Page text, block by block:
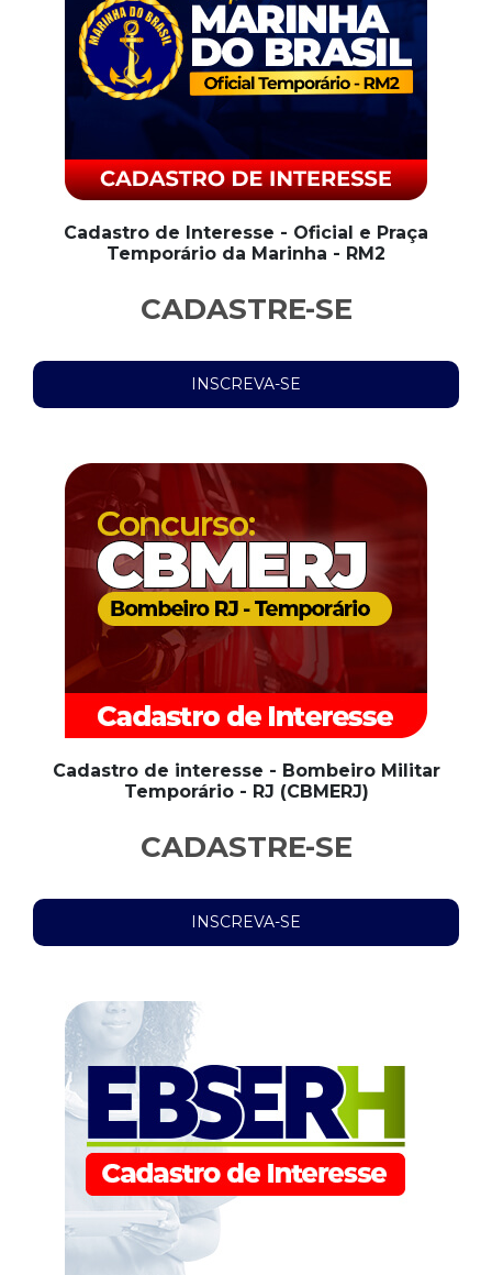
Cadastro de Interesse - Oficial e Praça
Temporário da Marinha - RM2
CADASTRE-SE
INSCREVA-SE
Cadastro de interesse - Bombeiro Militar
Temporário - RJ (CBMERJ)
CADASTRE-SE
INSCREVA-SE